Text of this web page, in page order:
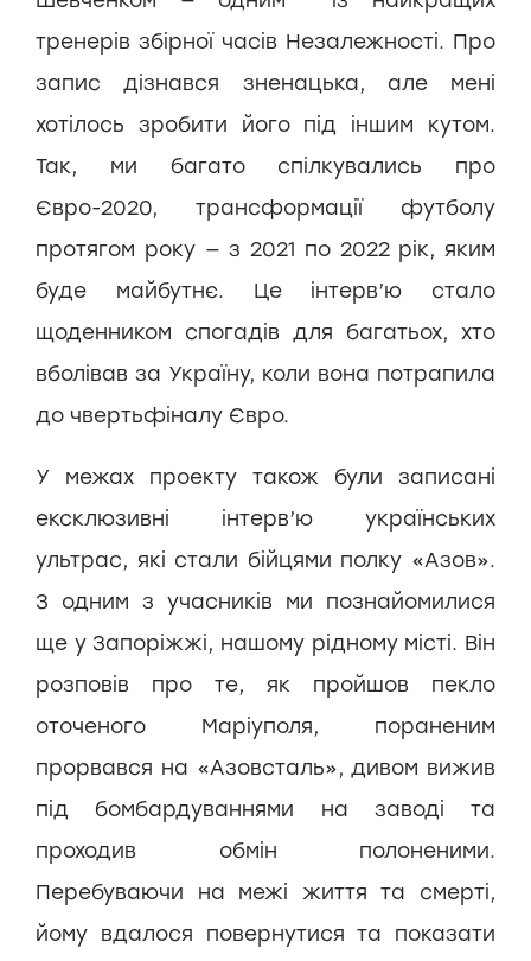
тренерів збірної часів Незалежності. Про
запис дізнався зненацька, але мені
хотілось зробити його під іншим кутом.
Так, ми багато спілкувались про
Євро-2020, трансформації футболу
протягом року — з 2021 по 2022 рік, яким
буде майбутнє. Це інтерв’ю стало
щоденником спогадів для багатьох, хто
вболівав за Україну, коли вона потрапила
до чвертьфіналу Євро.
У межах проекту також були записані
ексклюзивні інтерв’ю українських
ультрас, які стали бійцями полку «Азов».
З одним з учасників ми познайомилися
ще у Запоріжжі, нашому рідному місті. Він
розповів про те, як пройшов пекло
оточеного Маріуполя, пораненим
прорвався на «Азовсталь», дивом вижив
під бомбардуваннями на заводі та
проходив обмін полоненими.
Перебуваючи на межі життя та смерті,
йому вдалося повернутися та показати